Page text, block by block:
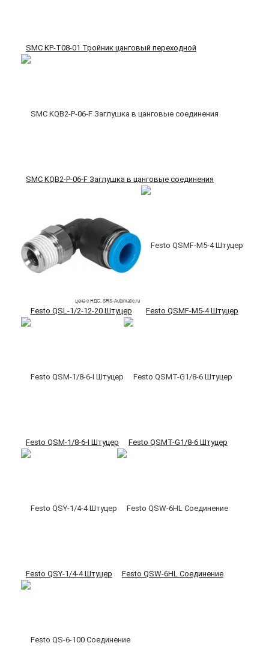
SMC KP-T08-01 Тройник цанговый переходной
SMC KQB2-P-06-F Заглушка в цанговые соединения
Festo QSL-1/2-12-20 Штуцер Festo QSMF-M5-4 Штуцер
Festo QSM-1/8-6-I Штуцер Festo QSMT-G1/8-6 Штуцер
Festo QSY-1/4-4 Штуцер Festo QSW-6HL Соединение